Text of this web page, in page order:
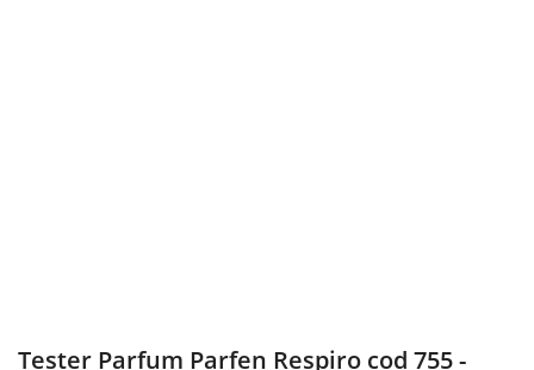
Tester Parfum Parfen Respiro cod 755 -